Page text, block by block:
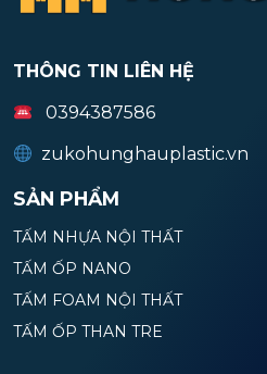
THÔNG TIN LIÊN HỆ
0394387586
zukohunghauplastic.vn
SẢN PHẨM
TẤM NHỰA NỘI THẤT
TẤM ỐP NANO
TẤM FOAM NỘI THẤT
TẤM ỐP THAN TRE